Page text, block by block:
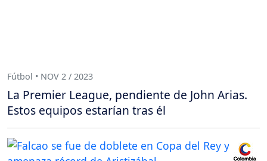
Fútbol • NOV 2 / 2023
La Premier League, pendiente de John Arias.
Estos equipos estarían tras él